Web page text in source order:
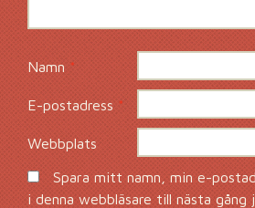
Namn*
E-postadress*
Webbplats
Spara mitt namn, min e-
i denna webbläsare till nästa gång